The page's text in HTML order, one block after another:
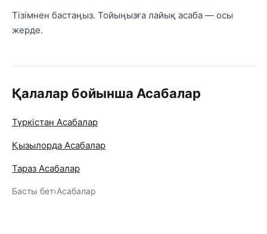
Тізімнен бастаңыз. Тойыңызға лайық асаба — осы
жерде.
Қалалар бойынша Асабалар
Түркістан Асабалар
Қызылорда Асабалар
Тараз Асабалар
Басты бет›Асабалар